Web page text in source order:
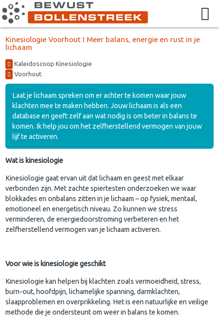
Kinesiologie Voorhout I Meer balans, energie en rust in je
lichaam
Kaleidoscoop Kinesiologie
Voorhout
Laat je lichaam spreken om er achter te komen waar jouw
klachten mee te maken hebben. Jouw lichaam is als een
database en geeft zelf aan wat nodig is om beter in balans te
komen. Ik help jou om het zelfherstellend vermogen van jouw
lijf te activeren.
Wat is kinesiologie
Kinesiologie gaat ervan uit dat lichaam en geest met elkaar
verbonden zijn. Met zachte spiertesten onderzoeken we waar
blokkades en onbalans zitten in je lichaam – op fysiek, mentaal,
emotioneel en energetisch niveau. Zo kunnen we stress
verminderen, de energiedoorstroming verbeteren en het
zelfherstellend vermogen van je lichaam activeren.
Voor wie is kinesiologie geschikt
Kinesiologie kan helpen bij klachten zoals vermoeidheid, stress,
burn-out, hoofdpijn, lichamelijke spanning, darmklachten,
slaapproblemen en overprikkeling. Het is een natuurlijke en veilige
methode die je ondersteunt om weer in balans te komen.